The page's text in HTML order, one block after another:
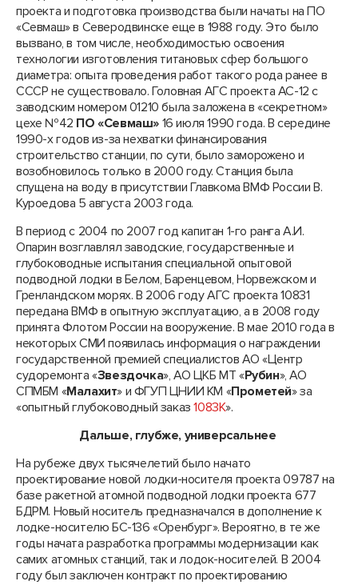
проекта и подготовка производства были начаты на ПО
«Севмаш» в Северодвинске еще в 1988 году. Это было
вызвано, в том числе, необходимостью освоения
технологии изготовления титановых сфер большого
диаметра: опыта проведения работ такого рода ранее в
СССР не существовало. Головная АГС проекта АС-12 с
заводским номером 01210 была заложена в «секретном»
цехе №42 ПО «Севмаш» 16 июля 1990 года. В середине
1990-х годов из-за нехватки финансирования
строительство станции, по сути, было заморожено и
возобновилось только в 2000 году. Станция была
спущена на воду в присутствии Главкома ВМФ России В.
Куроедова 5 августа 2003 года.
В период с 2004 по 2007 год капитан 1-го ранга А.И.
Опарин возглавлял заводские, государственные и
глубоководные испытания специальной опытовой
подводной лодки в Белом, Баренцевом, Норвежском и
Гренландском морях. В 2006 году АГС проекта 10831
передана ВМФ в опытную эксплуатацию, а в 2008 году
принята Флотом России на вооружение. В мае 2010 года в
некоторых СМИ появилась информация о награждении
государственной премией специалистов АО «Центр
судоремонта «Звездочка», АО ЦКБ МТ «Рубин», АО
СПМБМ «Малахит» и ФГУП ЦНИИ КМ «Прометей» за
«опытный глубоководный заказ1083К».
Дальше, глубже, универсальнее
На рубеже двух тысячелетий было начато
проектирование новой лодки-носителя проекта 09787 на
базе ракетной атомной подводной лодки проекта 677
БДРМ. Новый носитель предназначался в дополнение к
лодке-носителю БС-136 «Оренбург». Вероятно, в те же
годы начата разработка программы модернизации как
самих атомных станций, так и лодок-носителей. В 2004
году был заключен контракт по проектированию